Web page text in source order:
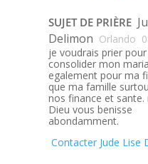
SUJET DE PRIÈRE
Delimon Orlando
je voudrais prier pour
consolider mon
egalement pour ma
que ma famille
nos finance et sante.
Dieu vous benisse
abondamment.
Contacter Jude Lise